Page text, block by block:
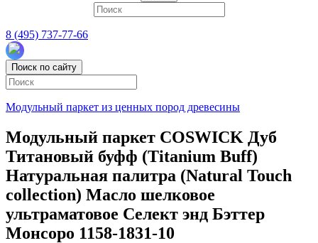
8 (495) 737-77-66
Поиск по сайту
Модульный паркет из ценных пород древесины
Модульный паркет COSWICK Дуб
Титановый буфф (Titanium Buff)
Натуральная палитра (Natural Touch
collection) Масло шелковое
ультраматовое Селект энд Бэттер
Монсоро 1158-1831-10